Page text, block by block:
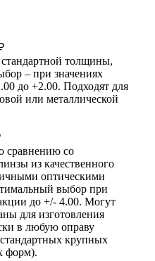
толщины,
– при значениях
до +2.00. Подходят для
или металлической
сравнению со
из качественного
оптическими
выбор при
до +/- 4.00. Могут
для изготовления
в любую оправу
крупных
форм).